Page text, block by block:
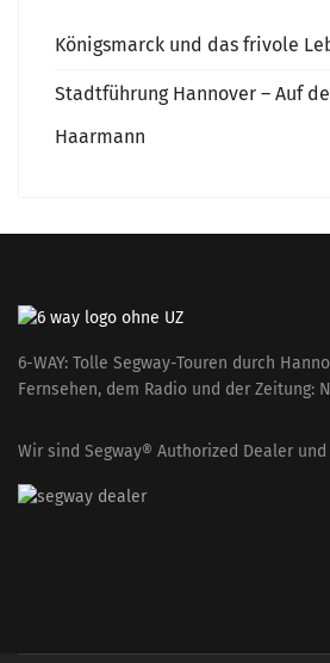
Königsmarck und das frivole
Stadtführung Hannover – Auf
Haarmann
6-WAY: Tolle Segway-Touren durch
Fernsehen, dem Radio und der Zeitung:
Wir sind Segway® Authorized Dealer